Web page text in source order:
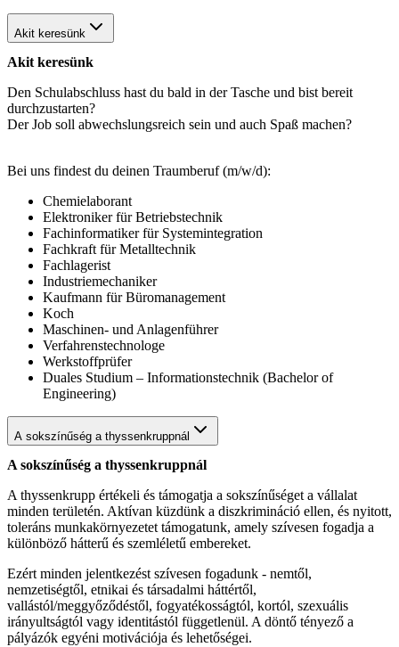
Akit keresünk
Akit keresünk
Den Schulabschluss hast du bald in der Tasche und bist bereit
durchzustarten?
Der Job soll abwechslungsreich sein und auch Spaß machen?
Bei uns findest du deinen Traumberuf (m/w/d):
Chemielaborant
Elektroniker für Betriebstechnik
Fachinformatiker für Systemintegration
Fachkraft für Metalltechnik
Fachlagerist
Industriemechaniker
Kaufmann für Büromanagement
Koch
Maschinen- und Anlagenführer
Verfahrenstechnologe
Werkstoffprüfer
Duales Studium – Informationstechnik (Bachelor of
Engineering)
A sokszínűség a thyssenkruppnál
A sokszínűség a thyssenkruppnál
A thyssenkrupp értékeli és támogatja a sokszínűséget a vállalat
minden területén. Aktívan küzdünk a diszkrimináció ellen, és nyitott,
toleráns munkakörnyezetet támogatunk, amely szívesen fogadja a
különböző hátterű és szemléletű embereket.
Ezért minden jelentkezést szívesen fogadunk - nemtől,
nemzetiségtől, etnikai és társadalmi háttértől,
vallástól/meggyőződéstől, fogyatékosságtól, kortól, szexuális
irányultságtól vagy identitástól függetlenül. A döntő tényező a
pályázók egyéni motivációja és lehetőségei.